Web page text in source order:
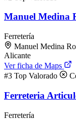
Manuel Medina
Ferretería
Manuel Medina
Alicante
Ver ficha de Maps
#3 Top Valorado
Ferreteria
Ferretería